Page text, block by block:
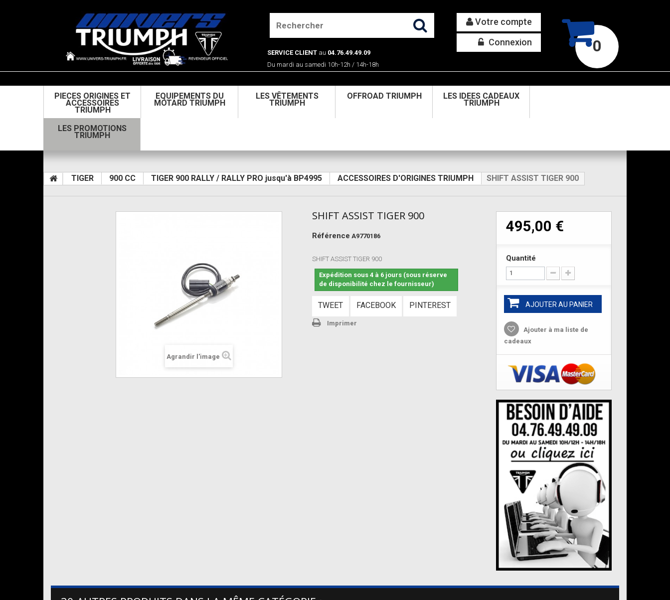
0
Votre compte
Connexion
SERVICE CLIENT au 04.76.49.49.09
Du mardi au samedi 10h-12h / 14h-18h
PIECES ORIGINES ET
ACCESSOIRES
TRIUMPH
EQUIPEMENTS DU
MOTARD TRIUMPH
LES VÊTEMENTS
TRIUMPH
OFFROAD TRIUMPH LES IDEES CADEAUX
TRIUMPH
LES PROMOTIONS
TRIUMPH
TIGER 900 CC TIGER 900 RALLY / RALLY PRO jusqu'à BP4995 ACCESSOIRES D'ORIGINES TRIUMPH SHIFT ASSIST TIGER 900
Agrandir l'image
SHIFT ASSIST TIGER 900
Référence A9770186
SHIFT ASSIST TIGER 900
Expédition sous 4 à 6 jours (sous réserve
de disponibilité chez le fournisseur)
TWEET FACEBOOK PINTEREST
Imprimer
495,00 €
Quantité
AJOUTER AU PANIER
Ajouter à ma liste de
cadeaux